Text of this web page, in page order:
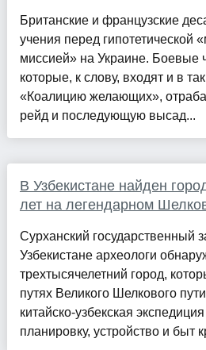
Британские и французские
учения перед гипотетической
миссией» на Украине. Боевые
которые, к слову, входят и в
«Коалицию желающих»,
рейд и последующую высад...
В Узбекистане найден
лет на легендарном
Сурханский государственный
Узбекистане археологи
трехтысячелетний город,
путях Великого Шелкового
китайско-узбекская
планировку, устройство и быт